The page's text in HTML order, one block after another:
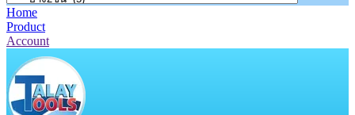
Home
Product
Account